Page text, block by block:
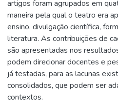
artigos foram agrupados em
maneira pela qual o teatro era
ensino, divulgação científica,
literatura. As contribuições de
são apresentadas nos
podem direcionar docentes e
já testadas, para as lacunas
consolidados, que podem ser
contextos.